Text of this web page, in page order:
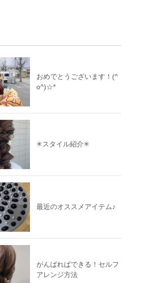
おめでとうございます！(^
o^)☆*
✳︎スタイル紹介✳︎
最近のオススメアイテム♪
がんばればできる！セルフ
アレンジ方法